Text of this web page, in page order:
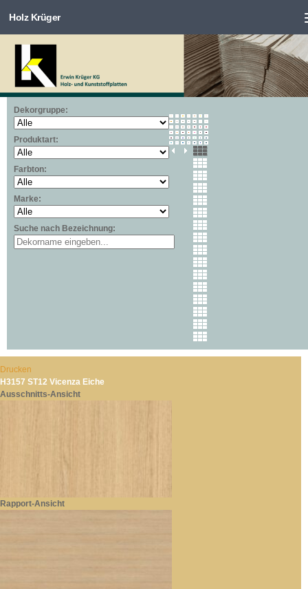
Zum Inhalt springen
Holz Krüger
Dekorgruppe:
Produktart:
Farbton:
Marke:
Suche nach Bezeichnung:
Drucken
H3157 ST12 Vicenza Eiche
Ausschnitts-Ansicht
Rapport-Ansicht